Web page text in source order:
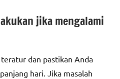
jika mengalami
dan pastikan Anda
hari. Jika masalah